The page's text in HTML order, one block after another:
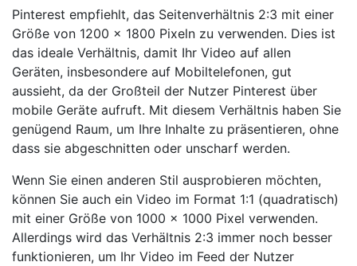
Pinterest empfiehlt, das Seitenverhältnis 2:3 mit einer
Größe von 1200 x 1800 Pixeln zu verwenden. Dies ist
das ideale Verhältnis, damit Ihr Video auf allen
Geräten, insbesondere auf Mobiltelefonen, gut
aussieht, da der Großteil der Nutzer Pinterest über
mobile Geräte aufruft. Mit diesem Verhältnis haben Sie
genügend Raum, um Ihre Inhalte zu präsentieren, ohne
dass sie abgeschnitten oder unscharf werden.
Wenn Sie einen anderen Stil ausprobieren möchten,
können Sie auch ein Video im Format 1:1 (quadratisch)
mit einer Größe von 1000 x 1000 Pixel verwenden.
Allerdings wird das Verhältnis 2:3 immer noch besser
funktionieren, um Ihr Video im Feed der Nutzer